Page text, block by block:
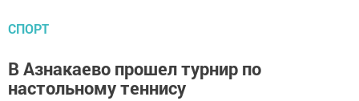
СПОРТ
В Азнакаево прошел турнир по
настольному теннису